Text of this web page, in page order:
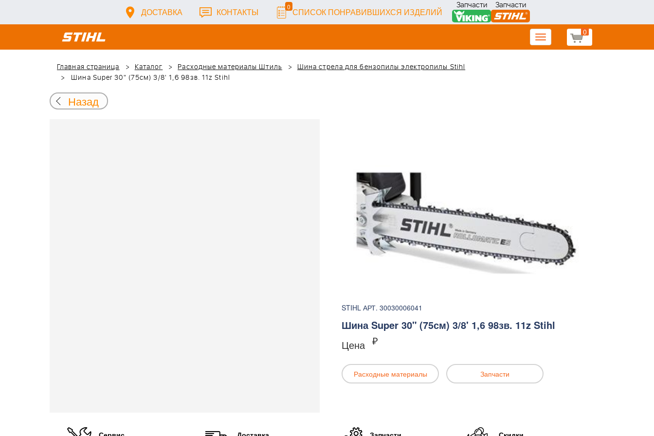
ДОСТАВКА КОНТАКТЫ 0 СПИСОК ПОНРАВИВШИХСЯ ИЗДЕЛИЙ
Запчасти Запчасти
0
Toggle
navigation
Главная страница
Каталог Расходные материалы Штиль
Шина стрела для бензопилы электропилы Stihl
Шина Super 30" (75см) 3/8' 1,6 98зв. 11z Stihl
Назад
STIHL АРТ. 30030006041
Шина Super 30" (75см) 3/8' 1,6 98зв. 11z Stihl
Цена ₽
Расходные материалы Запчасти